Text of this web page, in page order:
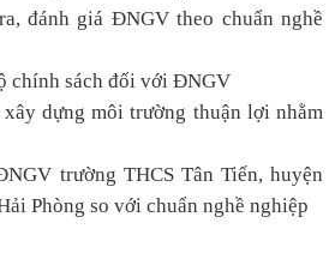
đánh giá ĐNGV theo chuẩn nghề
chính sách đối với ĐNGV
dựng môi trường thuận lợi nhằm
trường THCS Tân Tiến, huyện
Phòng so với chuẩn nghề nghiệp